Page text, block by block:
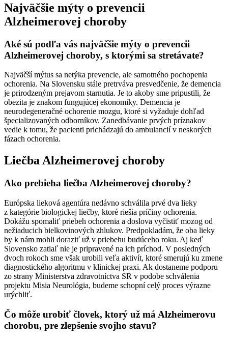
Najväčšie mýty o prevencii
Alzheimerovej choroby
Aké sú podľa vás najväčšie mýty o prevencii
Alzheimerovej choroby, s ktorými sa stretávate?
Najväčší mýtus sa netýka prevencie, ale samotného pochopenia
ochorenia. Na Slovensku stále pretrváva presvedčenie, že demencia
je prirodzeným prejavom starnutia. Je to akoby sme pripustili, že
obezita je znakom fungujúcej ekonomiky. Demencia je
neurodegeneračné ochorenie mozgu, ktoré si vyžaduje dohľad
špecializovaných odborníkov. Zanedbávanie prvých príznakov
vedie k tomu, že pacienti prichádzajú do ambulancií v neskorých
fázach ochorenia.
Liečba Alzheimerovej choroby
Ako prebieha liečba Alzheimerovej choroby?
Európska lieková agentúra nedávno schválila prvé dva lieky
z kategórie biologickej liečby, ktoré riešia príčiny ochorenia.
Dokážu spomaliť priebeh ochorenia a doslova vyčistiť mozog od
nežiaducich bielkovinových zhlukov. Predpokladám, že oba lieky
by k nám mohli doraziť už v priebehu budúceho roku. Aj keď
Slovensko zatiaľ nie je pripravené na ich príchod. V posledných
dvoch rokoch sme však urobili veľa aktivít, ktoré smerujú ku zmene
diagnostického algoritmu v klinickej praxi. Ak dostaneme podporu
zo strany Ministerstva zdravotníctva SR v podobe schválenia
projektu Misia Neurológia, budeme schopní celý proces výrazne
urýchliť.
Čo môže urobiť človek, ktorý už má Alzheimerovu
chorobu, pre zlepšenie svojho stavu?